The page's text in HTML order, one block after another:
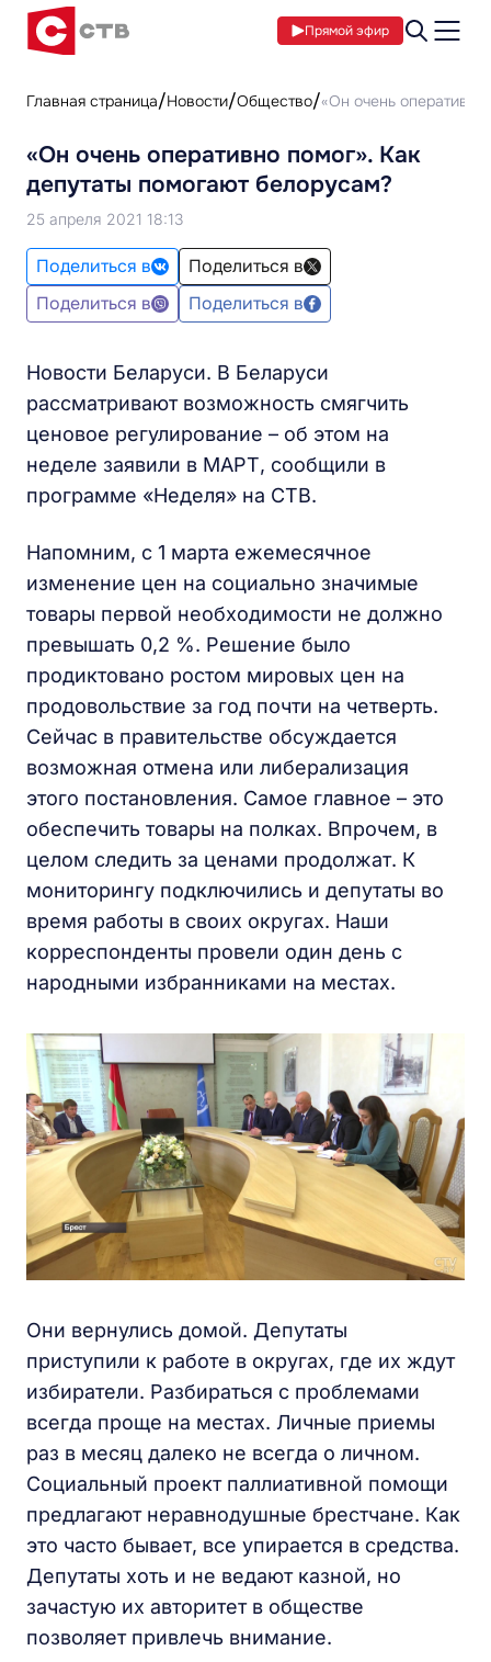
Прямой эфир
Главная страница Новости Общество «Он очень
«Он очень оперативно помог». Как
депутаты помогают белорусам?
25 апреля 2021 18:13
Поделиться в
Поделиться в
Поделиться в
Поделиться в
Новости Беларуси. В Беларуси
рассматривают возможность смягчить
ценовое регулирование – об этом на
неделе заявили в МАРТ, сообщили в
программе «Неделя» на СТВ.
Напомним, с 1 марта ежемесячное
изменение цен на социально значимые
товары первой необходимости не должно
превышать 0,2 %. Решение было
продиктовано ростом мировых цен на
продовольствие за год почти на четверть.
Сейчас в правительстве обсуждается
возможная отмена или либерализация
этого постановления. Самое главное – это
обеспечить товары на полках. Впрочем, в
целом следить за ценами продолжат. К
мониторингу подключились и депутаты во
время работы в своих округах. Наши
корреспонденты провели один день с
народными избранниками на местах.
Они вернулись домой. Депутаты
приступили к работе в округах, где их ждут
избиратели. Разбираться с проблемами
всегда проще на местах. Личные приемы
раз в месяц далеко не всегда о личном.
Социальный проект паллиативной помощи
предлагают неравнодушные брестчане. Как
это часто бывает, все упирается в средства.
Депутаты хоть и не ведают казной, но
зачастую их авторитет в обществе
позволяет привлечь внимание.